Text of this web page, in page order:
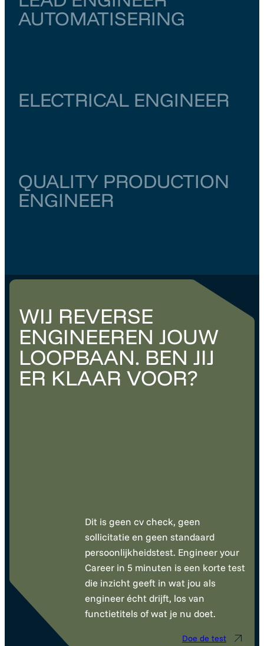
AUTOMATISERING
ELECTRICAL ENGINEER
QUALITY PRODUCTION
ENGINEER
WIJ REVERSE
ENGINEEREN JOUW
LOOPBAAN. BEN JIJ
ER KLAAR VOOR?
Dit is geen cv check, geen
sollicitatie en geen standaard
persoonlijkheidstest. Engineer your
Career in 5 minuten is een korte test
die inzicht geeft in wat jou als
engineer écht drijft, los van
functietitels of wat je nu doet.
Doe de test